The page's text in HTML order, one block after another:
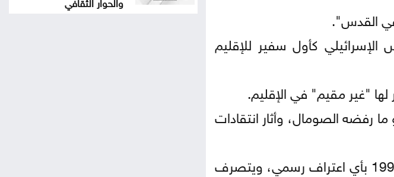
في القدس".
الإسرائيلي كأول سفير للإقليم
وهو ما رفضه الصومال، وأثار انتقادات
وقبل هذا الاعتراف لم يحظ الإقليم منذ إعلانه انفصاله عن الصومال عام 1991 بأي اعتراف رسمي، ويتصرف